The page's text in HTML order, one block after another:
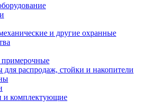
и другие охранные
для распродаж, стойки и накопители
и комплектующие